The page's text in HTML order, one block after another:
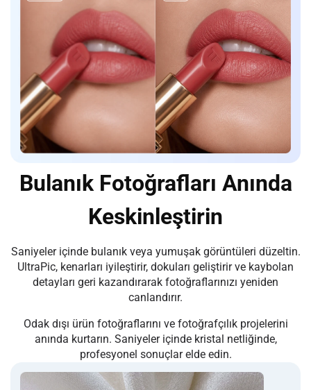
Bulanık Fotoğrafları Anında
Keskinleştirin
Saniyeler içinde bulanık veya yumuşak görüntüleri düzeltin.
UltraPic, kenarları iyileştirir, dokuları geliştirir ve kaybolan
detayları geri kazandırarak fotoğraflarınızı yeniden
canlandırır.
Odak dışı ürün fotoğraflarını ve fotoğrafçılık projelerini
anında kurtarın. Saniyeler içinde kristal netliğinde,
profesyonel sonuçlar elde edin.